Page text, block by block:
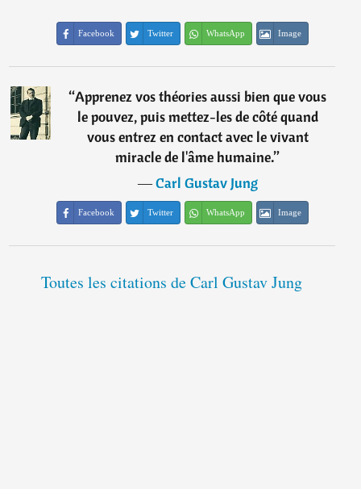
Facebook Twitter WhatsApp Image
“Apprenez vos théories aussi bien que vous
le pouvez, puis mettez-les de côté quand
vous entrez en contact avec le vivant
miracle de l'âme humaine.”
―Carl Gustav Jung
Facebook Twitter WhatsApp Image
Toutes les citations de Carl Gustav Jung